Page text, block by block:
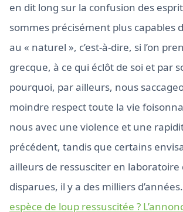
en dit long sur la confusion des
sommes précisément plus capables
au « naturel », c’est-à-dire, si l’on
grecque, à ce qui éclôt de soi et par
pourquoi, par ailleurs, nous
moindre respect toute la vie
nous avec une violence et une
précédent, tandis que certains
ailleurs de ressusciter en laboratoire
disparues, il y a des milliers
espèce de loup ressuscitée ?